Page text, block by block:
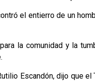
el entierro de un
la comunidad y la
Escandón, dijo que